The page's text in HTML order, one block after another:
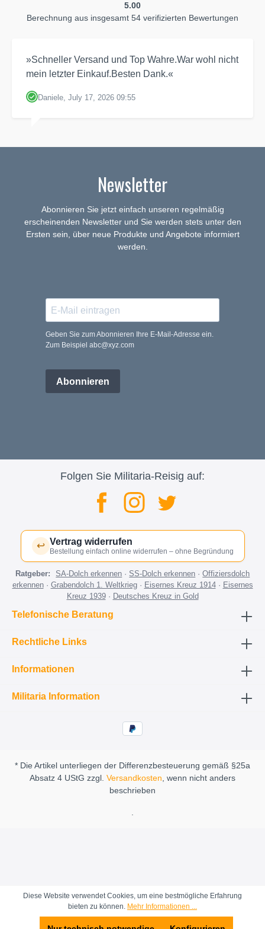
5.00
Berechnung aus insgesamt 54 verifizierten Bewertungen
»Schneller Versand und Top Wahre.War wohl nicht
mein letzter Einkauf.Besten Dank.«
Daniele, July 17, 2026 09:55
Newsletter
Abonnieren Sie jetzt einfach unseren regelmäßig
erscheinenden Newsletter und Sie werden stets unter den
Ersten sein, über neue Produkte und Angebote informiert
werden.
Geben Sie zum Abonnieren Ihre E-Mail-Adresse ein.
Zum Beispiel abc@xyz.com
Abonnieren
Folgen Sie Militaria-Reisig auf:
↩ Vertrag widerrufen
Bestellung einfach online widerrufen – ohne Begründung
Ratgeber: SA-Dolch erkennen ·SS-Dolch erkennen ·Offiziersdolch
erkennen· Grabendolch 1. Weltkrieg· Eisernes Kreuz 1914· Eisernes
Kreuz 1939· Deutsches Kreuz in Gold
Telefonische Beratung
Rechtliche Links
Informationen
Militaria Information
* Die Artikel unterliegen der Differenzbesteuerung gemäß §25a
Absatz 4 UStG zzgl. Versandkosten, wenn nicht anders
beschrieben
.
Diese Website verwendet Cookies, um eine bestmögliche Erfahrung
bieten zu können. Mehr Informationen ...